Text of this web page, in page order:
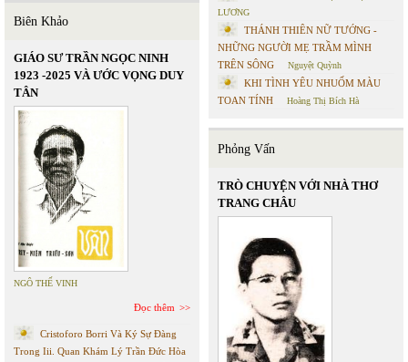
Biên Khảo
GIÁO SƯ TRẦN NGỌC NINH
1923 -2025 VÀ ƯỚC VỌNG DUY
TÂN
NGÔ THẾ VINH
Đọc thêm
Cristoforo Borri Và Ký Sự Đàng
Trong Iii. Quan Khám Lý Trần Đức Hòa
LƯƠNG
THÁNH THIÊN NỮ TƯỚNG -
NHỮNG NGƯỜI MẸ TRẦM MÌNH
TRÊN SÔNG
Nguyệt Quỳnh
KHI TÌNH YÊU NHUỐM MÀU
TOAN TÍNH
Hoàng Thị Bích Hà
Phỏng Vấn
TRÒ CHUYỆN VỚI NHÀ THƠ
TRANG CHÂU